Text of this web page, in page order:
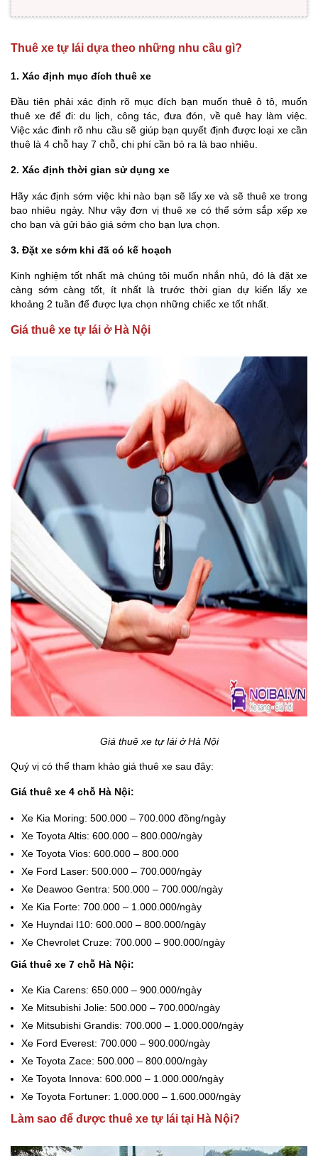
Thuê xe tự lái dựa theo những nhu cầu gì?
1. Xác định mục đích thuê xe
Đầu tiên phải xác định rõ mục đích bạn muốn thuê ô tô, muốn
thuê xe để đi: du lịch, công tác, đưa đón, về quê hay làm việc.
Việc xác đinh rõ nhu cầu sẽ giúp bạn quyết định được loại xe cần
thuê là 4 chỗ hay 7 chỗ, chi phí cần bỏ ra là bao nhiêu.
2. Xác định thời gian sử dụng xe
Hãy xác định sớm việc khi nào bạn sẽ lấy xe và sẽ thuê xe trong
bao nhiêu ngày. Như vậy đơn vị thuê xe có thể sớm sắp xếp xe
cho bạn và gửi báo giá sớm cho bạn lựa chọn.
3. Đặt xe sớm khi đã có kế hoạch
Kinh nghiệm tốt nhất mà chúng tôi muốn nhắn nhủ, đó là đặt xe
càng sớm càng tốt, ít nhất là trước thời gian dự kiến lấy xe
khoảng 2 tuần để được lựa chọn những chiếc xe tốt nhất.
Giá thuê xe tự lái ở Hà Nội
Giá thuê xe tự lái ở Hà Nội
Quý vị có thể tham khảo giá thuê xe sau đây:
Giá thuê xe 4 chỗ Hà Nội:
Xe Kia Moring: 500.000 – 700.000 đồng/ngày
Xe Toyota Altis: 600.000 – 800.000/ngày
Xe Toyota Vios: 600.000 – 800.000
Xe Ford Laser: 500.000 – 700.000/ngày
Xe Deawoo Gentra: 500.000 – 700.000/ngày
Xe Kia Forte: 700.000 – 1.000.000/ngày
Xe Huyndai I10: 600.000 – 800.000/ngày
Xe Chevrolet Cruze: 700.000 – 900.000/ngày
Giá thuê xe 7 chỗ Hà Nội:
Xe Kia Carens: 650.000 – 900.000/ngày
Xe Mitsubishi Jolie: 500.000 – 700.000/ngày
Xe Mitsubishi Grandis: 700.000 – 1.000.000/ngày
Xe Ford Everest: 700.000 – 900.000/ngày
Xe Toyota Zace: 500.000 – 800.000/ngày
Xe Toyota Innova: 600.000 – 1.000.000/ngày
Xe Toyota Fortuner: 1.000.000 – 1.600.000/ngày
Làm sao để được thuê xe tự lái tại Hà Nội?